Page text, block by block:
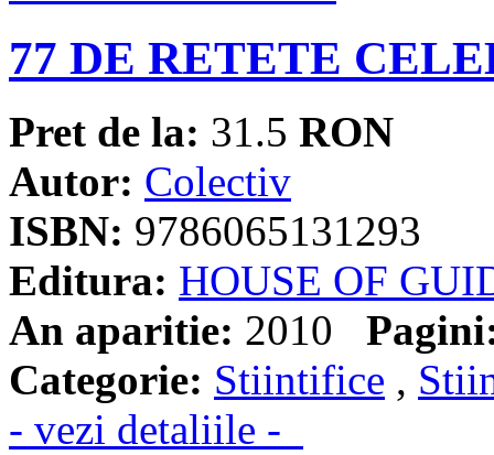
77 DE RETETE
Pret de la: 31.5 RON
Autor: Colectiv
ISBN: 9786065131293
Editura: HOUSE OF
An aparitie: 2010
Categorie: Stiintifice ,
- vezi detaliile -